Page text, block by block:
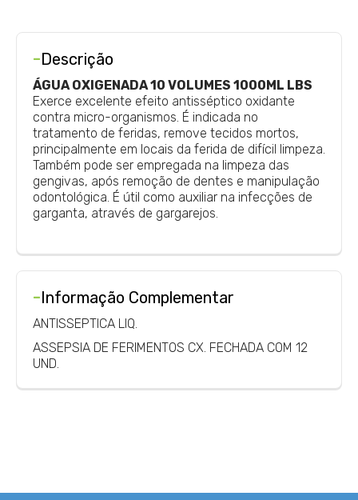
-Descrição
ÁGUA OXIGENADA 10 VOLUMES 1000ML LBS
Exerce excelente efeito antisséptico oxidante
contra micro-organismos. É indicada no
tratamento de feridas, remove tecidos mortos,
principalmente em locais da ferida de difícil limpeza.
Também pode ser empregada na limpeza das
gengivas, após remoção de dentes e manipulação
odontológica. É útil como auxiliar na infecções de
garganta, através de gargarejos.
-Informação Complementar
ANTISSEPTICA LIQ.
ASSEPSIA DE FERIMENTOS CX. FECHADA COM 12
UND.